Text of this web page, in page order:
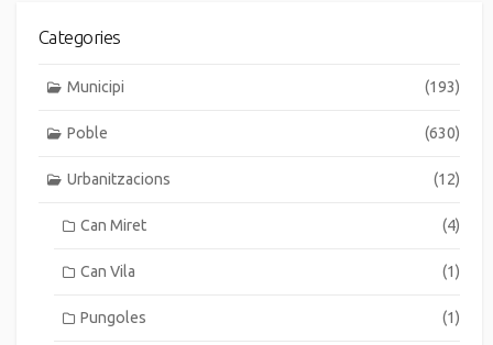
Categories
Municipi (193)
Poble (630)
Urbanitzacions (12)
Can Miret (4)
Can Vila (1)
Pungoles (1)